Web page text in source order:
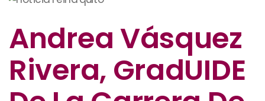
Andrea Vásquez
Rivera, GradUIDE